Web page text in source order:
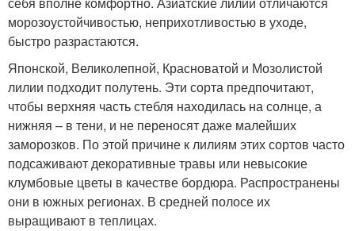
морозоустойчивостью, неприхотливостью в уходе,
быстро разрастаются.
Японской, Великолепной, Красноватой и Мозолистой
лилии подходит полутень. Эти сорта предпочитают,
чтобы верхняя часть стебля находилась на солнце, а
нижняя – в тени, и не переносят даже малейших
заморозков. По этой причине к лилиям этих сортов часто
подсаживают декоративные травы или невысокие
клумбовые цветы в качестве бордюра. Распространены
они в южных регионах. В средней полосе их
выращивают в теплицах.